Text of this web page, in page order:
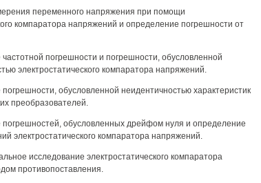
переменного напряжения при помощи
компаратора напряжений и определение погрешности от
погрешности и погрешности, обусловленной
электростатического компаратора напряжений.
обусловленной неидентичностью характеристик
преобразователей.
обусловленных дрейфом нуля и определение
электростатического компаратора напряжений.
исследование электростатического компаратора
противопоставления.